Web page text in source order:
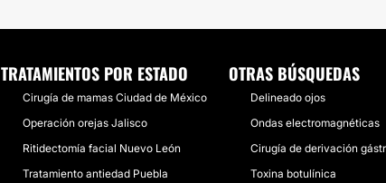
TRATAMIENTOS POR ESTADO
Cirugía de mamas Ciudad de México
Operación orejas Jalisco
Ritidectomía facial Nuevo León
Tratamiento antiedad Puebla
OTRAS BÚSQUEDAS
Delineado ojos
Ondas electromagnéticas
Cirugía de derivación
Toxina botulínica